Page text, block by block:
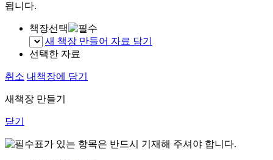
됩니다.
책장선택
새 책장 만들어 자료 담기
선택한 자료
취소 내책장에 담기
새책장 만들기
닫기
표가 있는 항목은 반드시 기재해 주셔야 합니다.